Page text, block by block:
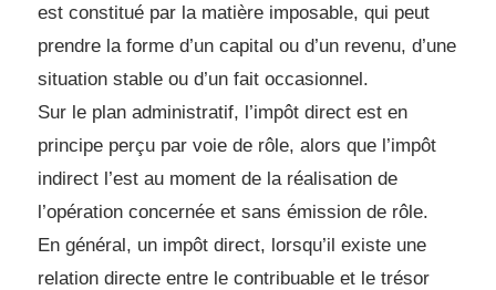
est constitué par la matière imposable, qui peut
prendre la forme d’un capital ou d’un revenu, d’une
situation stable ou d’un fait occasionnel.
Sur le plan administratif, l’impôt direct est en
principe perçu par voie de rôle, alors que l’impôt
indirect l’est au moment de la réalisation de
l’opération concernée et sans émission de rôle.
En général, un impôt direct, lorsqu’il existe une
relation directe entre le contribuable et le trésor